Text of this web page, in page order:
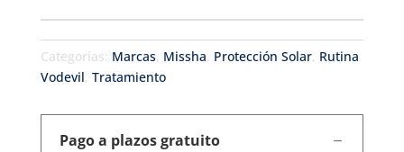
Around
Safe
Block
Aqua
Stick
SPF50+/PA++++
Categorías: Marcas, Missha, Protección Solar, Rutina
Vodevil, Tratamiento
Pago a plazos gratuito